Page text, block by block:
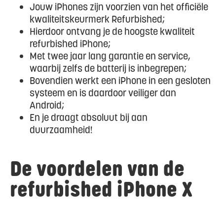
Jouw iPhones zijn voorzien van het officiële
kwaliteitskeurmerk Refurbished;
Hierdoor ontvang je de hoogste kwaliteit
refurbished iPhone;
Met twee jaar lang garantie en service,
waarbij zelfs de batterij is inbegrepen;
Bovendien werkt een iPhone in een gesloten
systeem en is daardoor veiliger dan
Android;
En je draagt absoluut bij aan
duurzaamheid!
De voordelen van de
refurbished iPhone X